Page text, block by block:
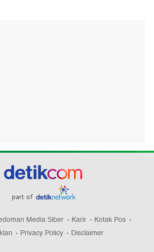
part of
Media Siber Karir
Kotak Pos
Privacy Policy Disclaimer